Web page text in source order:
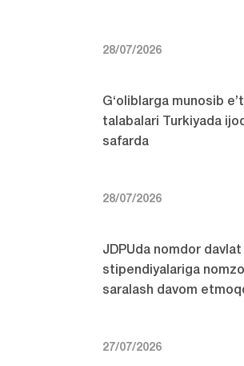
28/07/2026
G‘oliblarga munosib
talabalari Turkiyada
safarda
28/07/2026
JDPUda nomdor davlat
stipendiyalariga
saralash davom
27/07/2026